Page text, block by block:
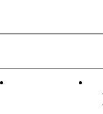
Детская фантазия